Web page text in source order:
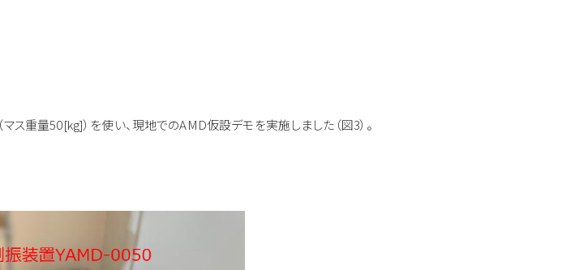
ス重量50[kg]）を使い、現地でのAMD仮設デモを実施しました（図3）。